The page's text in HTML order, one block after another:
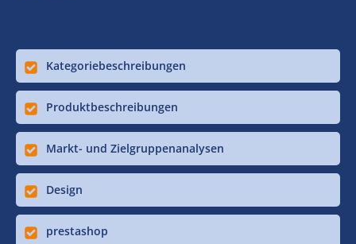
Kategoriebeschreibungen
Produktbeschreibungen
Markt- und Zielgruppenanalysen
Design
prestashop